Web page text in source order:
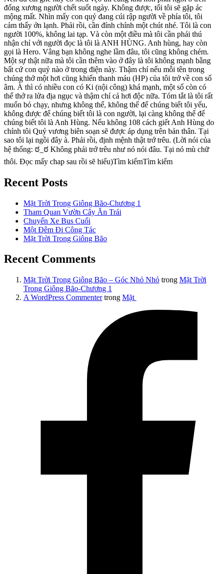
đống xương người chết suốt ngày. Không được, tối tôi sẽ gặp ác
mộng mất. Nhìn mấy con quỷ đang cúi rập người về phía tôi, tôi
cảm thấy ớn lạnh. Phải rồi, cần đính chính một chút nhé. Tôi là con
người 100%, không lai tạp. Và còn một điều mà tôi cần phải thú
nhận chỉ với người đọc là tôi là ANH HÙNG. Anh hùng, hay còn
gọi là Hero. Vâng bạn không nghe lầm đâu, tôi cũng không chém.
Một sự thật nữa mà tôi cần thêm vào ở đây là tôi không mạnh bằng
bất cứ con quỷ nào ở trong điện này. Thậm chí nếu mỗi tên trong
chúng thở một hơi cũng khiến thanh máu (HP) của tôi trở về con số
âm. À thì có nhiều con có Ki (nội công) khá mạnh, một số còn có
thể thở ra lửa địa ngục và thậm chí cả hơi độc nữa. Tóm tắt là tôi rất
muốn bỏ chạy, nhưng không thể, không thể để chúng biết tôi yếu,
không được để chúng biết tôi là con người, lại càng không thể để
chúng biết tôi là Anh Hùng. Nếu không 108 cách giết Anh Hùng do
chính tôi Quỷ vương biên soạn sẽ được áp dụng trên bản thân. Tại
sao tôi lại ngồi đây à. Phải rồi, định mệnh thật trớ trêu. (Lời nói của
hệ thống: ಠ_ಠ Không phải trớ trêu như nó nói đâu. Tại nó mù chữ
thôi. Đọc mấy chap sau rồi sẽ hiểu)Tìm kiếmTìm kiếm
Recent Posts
Mặt Trời Trong Giông Bão-Chương 1
Tham Quan Vườn Cây Ăn Trái
Chuyến Xe Bus Cuối
Một Đêm Đi Công Tác
Mặt Trời Trong Giông Bão
Recent Comments
Mặt Trời Trong Giông Bão – Góc Nhỏ Nhỏ trong Mặt Trời
Trong Giông Bão-Chương 1
A WordPress Commentertrong Mặt